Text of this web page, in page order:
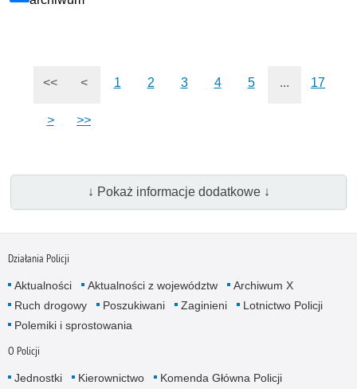
<< < 1 2 3 4 5 ... 17
> >>
↓ Pokaż informacje dodatkowe ↓
Działania Policji
Aktualności Aktualności z województw
Archiwum X
Ruch drogowy
Poszukiwani Zaginieni
Lotnictwo Policji
Polemiki i sprostowania
O Policji
Jednostki Kierownictwo
Komenda Główna Policji